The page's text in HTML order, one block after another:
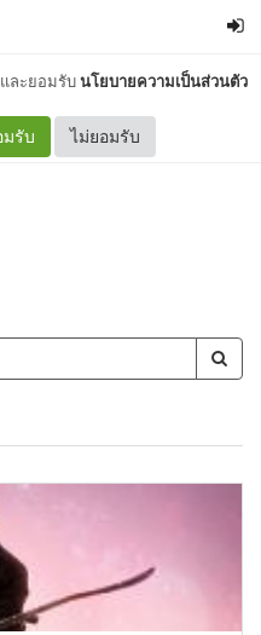
ละยอมรับนโยบายความเป็นส่วนตัว
มรับ ไม่ยอมรับ